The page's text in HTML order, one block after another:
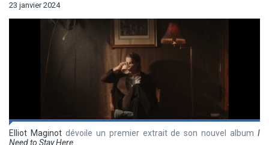
23 janvier 2024
Elliot Maginotdévoile un premier extrait de son nouvel albumI
Need to Stay Here